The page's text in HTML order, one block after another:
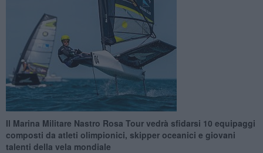
Il Marina Militare Nastro Rosa Tour vedrà sfidarsi 10 equipaggi
composti da atleti olimpionici, skipper oceanici e giovani
talenti della vela mondiale